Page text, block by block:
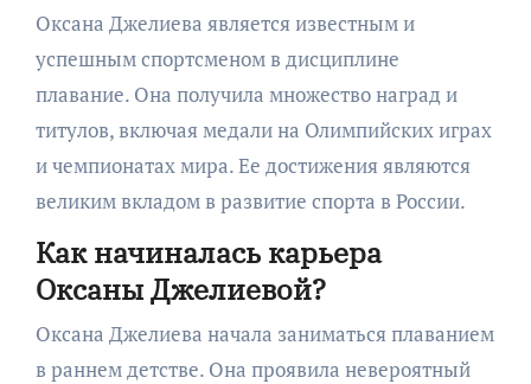
Оксана Джелиева является известным и
успешным спортсменом в дисциплине
плавание. Она получила множество наград и
титулов, включая медали на Олимпийских играх
и чемпионатах мира. Ее достижения являются
великим вкладом в развитие спорта в России.
Как начиналась карьера
Оксаны Джелиевой?
Оксана Джелиева начала заниматься плаванием
в раннем детстве. Она проявила невероятный